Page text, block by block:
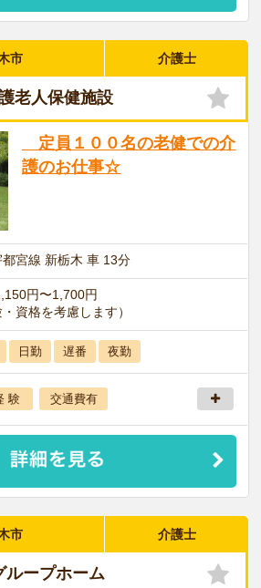
市 介護士
老人保健施設
定員１００名の老健での介
護のお仕事☆
都宮線 新栃木 車 13分
円〜1,700円
・資格を考慮します）
日勤 遅番 夜勤
験 交通費有
市 介護士
ループホーム